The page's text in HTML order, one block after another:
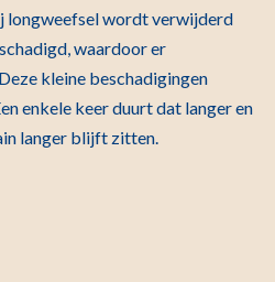
longweefsel wordt verwijderd
waardoor er
kleine beschadigingen
enkele keer duurt dat langer en
langer blijft zitten.